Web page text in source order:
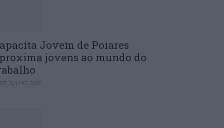
Jovem de Poiares
jovens ao mundo do
JULHO, 2026